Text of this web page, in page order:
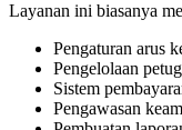
Layanan ini biasanya
Pengaturan arus
Pengelolaan
Sistem
Pengawasan